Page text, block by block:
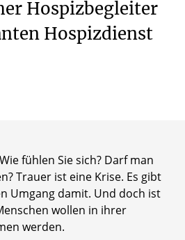
Hospizbegleiter
Hospizdienst
fühlen Sie sich? Darf man
Trauer ist eine Krise. Es gibt
Umgang damit. Und doch ist
wollen in ihrer
werden.